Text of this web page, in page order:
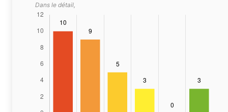
Dans le détail,